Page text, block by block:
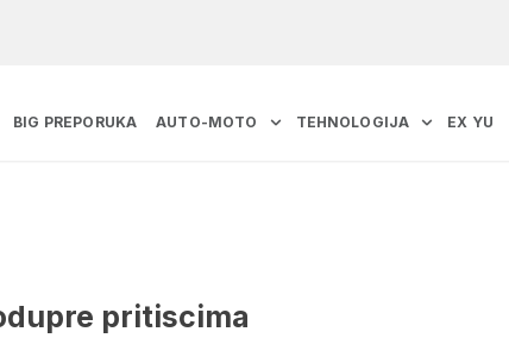
BIG PREPORUKA AUTO-MOTO TEHNOLOGIJA EX YU
pritiscima